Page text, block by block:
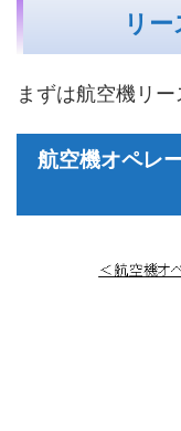
リ
まずは航空機リー
航空機オペレ